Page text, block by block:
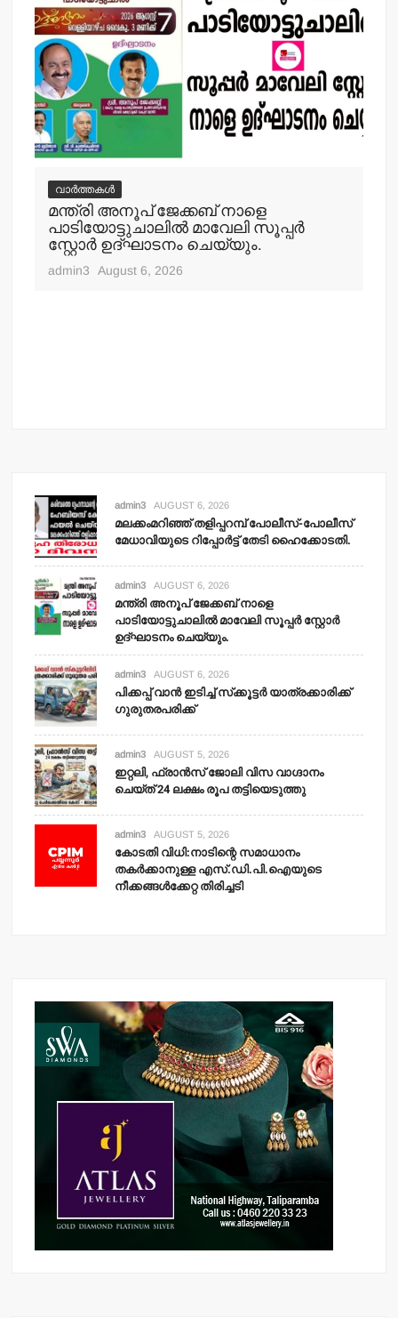
വാർത്തകൾ
മന്ത്രി അനൂപ് ജേക്കബ് നാളെ
പാടിയോട്ടുചാലില്‍ മാവേലി സൂപ്പര്‍
സ്റ്റോര്‍ ഉദ്ഘാടനം ചെയ്യും.
admin3 August 6, 2026
admin3 AUGUST 6, 2026
മലക്കംമറിഞ്ഞ് തളിപ്പറമ്പ് പോലീസ്-പോലീസ്
മേധാവിയുടെ റിപ്പോര്‍ട്ട് തേടി ഹൈക്കോടതി.
admin3 AUGUST 6, 2026
മന്ത്രി അനൂപ് ജേക്കബ് നാളെ
പാടിയോട്ടുചാലില്‍ മാവേലി സൂപ്പര്‍ സ്റ്റോര്‍
ഉദ്ഘാടനം ചെയ്യും.
admin3 AUGUST 6, 2026
പിക്കപ്പ് വാന്‍ ഇടിച്ച് സ്‌ക്കൂട്ടര്‍ യാത്രക്കാരിക്ക്
ഗുരുതരപരിക്ക്
admin3 AUGUST 5, 2026
ഇറ്റലി, ഫ്രാന്‍സ് ജോലി വിസ വാഗ്ദാനം
ചെയ്ത് 24 ലക്ഷം രൂപ തട്ടിയെടുത്തു
admin3 AUGUST 5, 2026
കോടതി വിധി:നാടിന്റെ സമാധാനം
തകര്‍ക്കാനുള്ള എസ്.ഡി.പി.ഐയുടെ
നീക്കങ്ങള്‍ക്കേറ്റ തിരിച്ചടി